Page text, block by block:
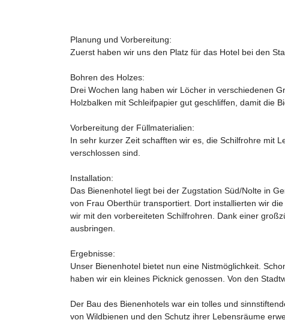
Planung und Vorbereitung:
Zuerst haben wir uns den Platz für das Hotel bei den
Bohren des Holzes:
Drei Wochen lang haben wir Löcher in verschiedenen
Holzbalken mit Schleifpapier gut geschliffen, damit die
Vorbereitung der Füllmaterialien:
In sehr kurzer Zeit schafften wir es, die Schilfrohre mit
verschlossen sind.
Installation:
Das Bienenhotel liegt bei der Zugstation Süd/Nolte in
von Frau Oberthür transportiert. Dort installierten wir
wir mit den vorbereiteten Schilfrohren. Dank einer
ausbringen.
Ergebnisse:
Unser Bienenhotel bietet nun eine Nistmöglichkeit.
haben wir ein kleines Picknick genossen. Von den
Der Bau des Bienenhotels war ein tolles und
von Wildbienen und den Schutz ihrer Lebensräume